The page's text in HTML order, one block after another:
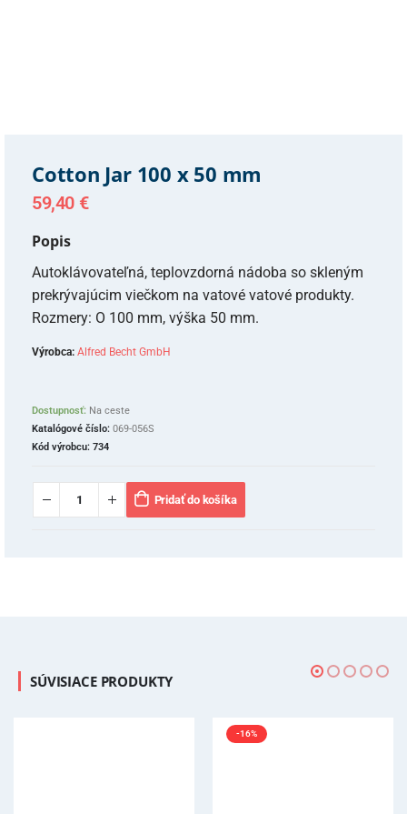
Cotton Jar 100 x 50 mm
59,40 €
Popis
Autoklávovateľná, teplovzdorná nádoba so skleným
prekrývajúcim viečkom na vatové vatové produkty.
Rozmery: O 100 mm, výška 50 mm.
Výrobca: Alfred Becht GmbH
Dostupnosť: Na ceste
Katalógové číslo: 069-056S
Kód výrobcu: 734
Pridať do košíka
SÚVISIACE PRODUKTY
-16%